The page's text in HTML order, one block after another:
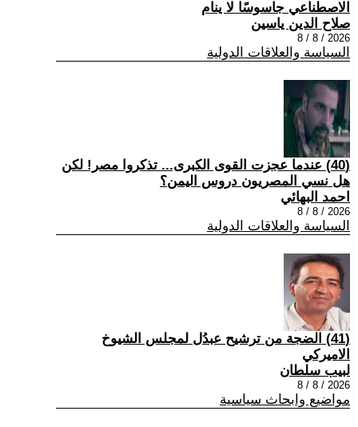
الاصطناعي جاسوسًا لا ينام
صلاح الدين ياسين
2026 / 8 / 8
السياسة والعلاقات الدولية
(40) عندما عجزت القوى الكبرى... تذكروا مصر! لكن
هل نسي المصريون دروس اليمن؟
احمد البهائي
2026 / 8 / 8
السياسة والعلاقات الدولية
(41) الضجة من ترشيح عبدُل لمجلس الشيوخ
الاميركي
لبيب سلطان
2026 / 8 / 8
مواضيع وابحاث سياسية